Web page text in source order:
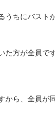
うちにバスト
方が全員です
から、全員が